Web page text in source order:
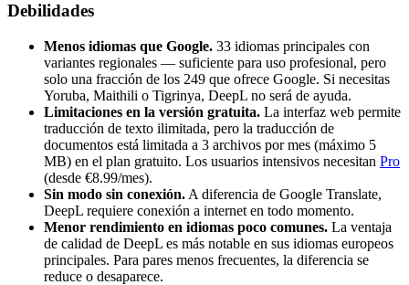
Debilidades
Menos idiomas que Google. 33 idiomas principales con
variantes regionales — suficiente para uso profesional, pero
solo una fracción de los 249 que ofrece Google. Si necesitas
Yoruba, Maithili o Tigrinya, DeepL no será de ayuda.
Limitaciones en la versión gratuita. La interfaz web permite
traducción de texto ilimitada, pero la traducción de
documentos está limitada a 3 archivos por mes (máximo 5
MB) en el plan gratuito. Los usuarios intensivos necesitan Pro
(desde €8.99/mes).
Sin modo sin conexión. A diferencia de Google Translate,
DeepL requiere conexión a internet en todo momento.
Menor rendimiento en idiomas poco comunes. La ventaja
de calidad de DeepL es más notable en sus idiomas europeos
principales. Para pares menos frecuentes, la diferencia se
reduce o desaparece.